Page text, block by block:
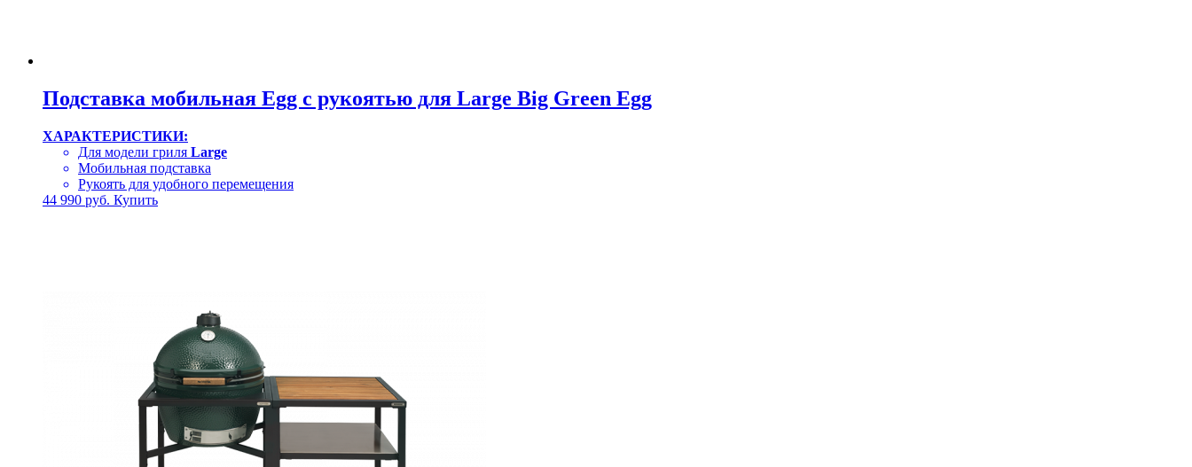
Подставка мобильная Egg с рукоятью для Large Big Green Egg
ХАРАКТЕРИСТИКИ:
Для модели гриля Large
Мобильная подставка
Рукоять для удобного перемещения
44 990 руб. Купить